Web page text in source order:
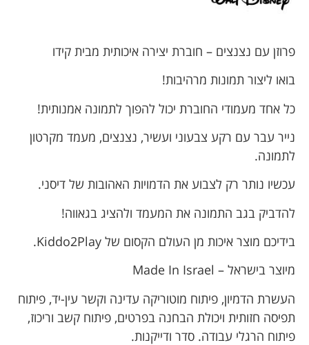
פרוזן עם נצנצים – חוברת יצירה איכותית מבית קידו
בואו ליצור תמונות מרהיבות!
כל אחד מעמודי החוברת יכול להפוך לתמונה אמנותית!
נייר עבר עם רקע צבעוני ועשיר, נצנצים, מעמד מקרטון
לתמונה.
עכשיו נותר רק לצבוע את הדמויות האהובות של דיסני.
להדביק בגב התמונה את המעמד ולהציג בגאווה!
בידיכם מוצר איכות מן העולם הקסום של Kiddo2Play.
מיוצר בישראל – Made In Israel
העשרת הדמיון, פיתוח מוטוריקה עדינה וקשר עין-יד, פיתוח
תפיסה חזותית ויכולת הבחנה בפרטים, פיתוח קשב וריכוז,
פיתוח הרגלי עבודה. סדר ודייקנות.